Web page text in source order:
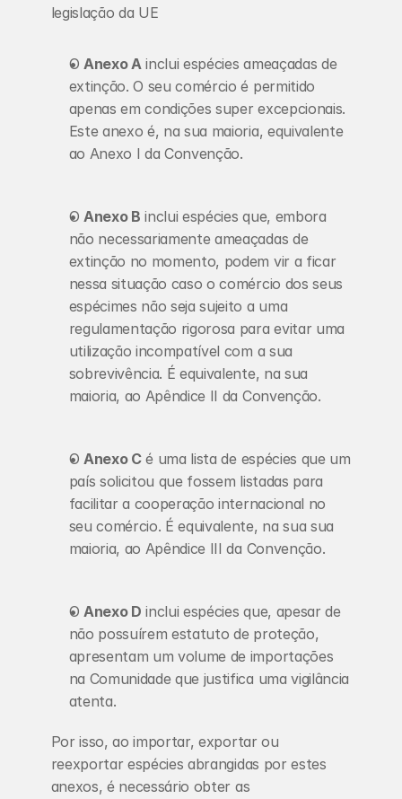
legislação da UE
O Anexo A inclui espécies ameaçadas de
extinção. O seu comércio é permitido
apenas em condições super excepcionais.
Este anexo é, na sua maioria, equivalente
ao Anexo I da Convenção.
O Anexo B inclui espécies que, embora
não necessariamente ameaçadas de
extinção no momento, podem vir a ficar
nessa situação caso o comércio dos seus
espécimes não seja sujeito a uma
regulamentação rigorosa para evitar uma
utilização incompatível com a sua
sobrevivência. É equivalente, na sua
maioria, ao Apêndice II da Convenção.
O Anexo C é uma lista de espécies que um
país solicitou que fossem listadas para
facilitar a cooperação internacional no
seu comércio. É equivalente, na sua sua
maioria, ao Apêndice III da Convenção.
O Anexo D inclui espécies que, apesar de
não possuírem estatuto de proteção,
apresentam um volume de importações
na Comunidade que justifica uma vigilância
atenta.
Por isso, ao importar, exportar ou
reexportar espécies abrangidas por estes
anexos, é necessário obter as